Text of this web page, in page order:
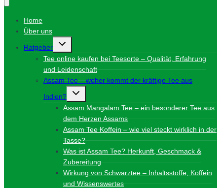
Home
Über uns
Ratgeber
Untermenü
Tee online kaufen bei Teesorte – Qualität, Erfahrung
und Leidenschaft
Assam Tee – woher kommt der kräftige Tee aus
Indien?
Untermenü
Assam Mangalam Tee – ein besonderer Tee aus
dem Herzen Assams
Assam Tee Koffein – wie viel steckt wirklich in der
Tasse?
Was ist Assam Tee? Herkunft, Geschmack &
Zubereitung
Wirkung von Schwarztee – Inhaltsstoffe, Koffein
und Wissenswertes